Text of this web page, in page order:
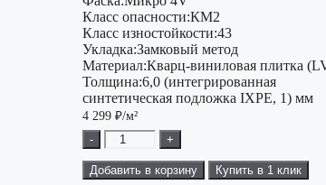
Класс опасности:КМ2
Класс изностойкости:43
Укладка:Замковый метод
Материал:Кварц-виниловая плитка
Толщина:6,0 (интегрированная
синтетическая подложка IXPE, 1) мм
4 299₽/м²
-
+
Добавить в корзину Купить в 1 клик